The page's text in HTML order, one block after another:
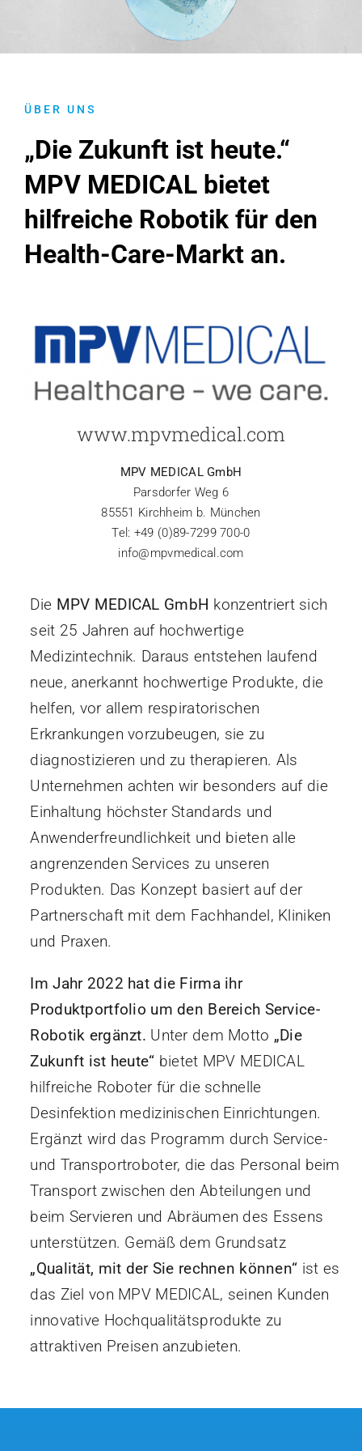
KONTAKT
ÜBER UNS
„Die Zukunft ist heute.“
MPV MEDICAL bietet
hilfreiche Robotik für den
Health-Care-Markt an.
www.mpvmedical.com
MPV MEDICAL GmbH
Parsdorfer Weg 6
85551 Kirchheim b. München
Tel: +49 (0)89-7299 700-0
info@mpvmedical.com
Die MPV MEDICAL GmbH konzentriert sich
seit 25 Jahren auf hochwertige
Medizintechnik. Daraus entstehen laufend
neue, anerkannt hochwertige Produkte, die
helfen, vor allem respiratorischen
Erkrankungen vorzubeugen, sie zu
diagnostizieren und zu therapieren. Als
Unternehmen achten wir besonders auf die
Einhaltung höchster Standards und
Anwenderfreundlichkeit und bieten alle
angrenzenden Services zu unseren
Produkten. Das Konzept basiert auf der
Partnerschaft mit dem Fachhandel, Kliniken
und Praxen.
Im Jahr 2022 hat die Firma ihr
Produktportfolio um den Bereich Service-
Robotik ergänzt. Unter dem Motto „Die
Zukunft ist heute“ bietet MPV MEDICAL
hilfreiche Roboter für die schnelle
Desinfektion medizinischen Einrichtungen.
Ergänzt wird das Programm durch Service-
und Transportroboter, die das Personal beim
Transport zwischen den Abteilungen und
beim Servieren und Abräumen des Essens
unterstützen. Gemäß dem Grundsatz
„Qualität, mit der Sie rechnen können“ ist es
das Ziel von MPV MEDICAL, seinen Kunden
innovative Hochqualitätsprodukte zu
attraktiven Preisen anzubieten.